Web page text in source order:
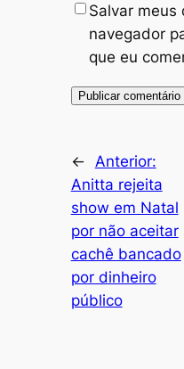
Salvar meus
navegador
que eu
←
Anterior:
Anitta rejeita
show em Natal
por não aceitar
cachê bancado
por dinheiro
público